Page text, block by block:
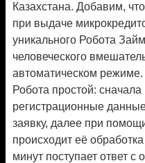
Казахстана. Добавим,
при выдаче
уникального Робота
человеческого
автоматическом
Робота простой:
регистрационные
заявку, далее при
происходит её
минут поступает ответ